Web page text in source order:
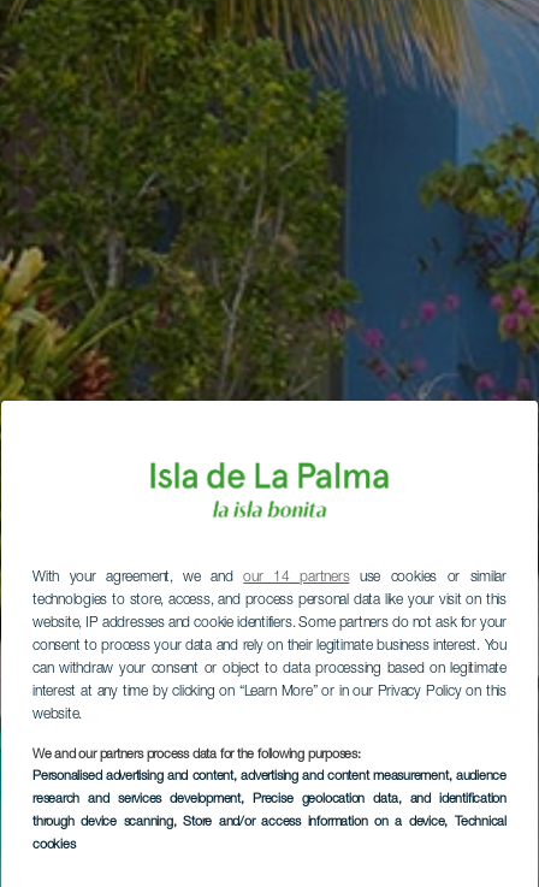
With your agreement, we andour 14 partnersuse cookies or similar
technologies to store, access, and process personal data like your visit on this
website, IP addresses and cookie identifiers. Some partners do not ask for your
consent to process your data and rely on their legitimate business interest. You
can withdraw your consent or object to data processing based on legitimate
interest at any time by clicking on “Learn More” or in our Privacy Policy on this
website.
We and our partners process data for the following purposes:
Personalised advertising and content, advertising and content measurement, audience
research and services development, Precise geolocation data, and identification
through device scanning, Store and/or access information on a device, Technical
cookies